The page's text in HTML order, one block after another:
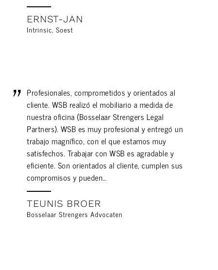
ERNST-JAN
Intrinsic, Soest
Profesionales, comprometidos y orientados al
cliente. WSB realizó el mobiliario a medida de
nuestra oficina (Bosselaar Strengers Legal
Partners). WSB es muy profesional y entregó un
trabajo magnífico, con el que estamos muy
satisfechos. Trabajar con WSB es agradable y
eficiente. Son orientados al cliente, cumplen sus
compromisos y pueden…
TEUNIS BROER
Bosselaar Strengers Advocaten